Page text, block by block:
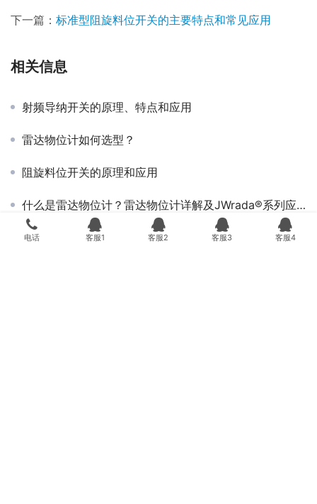
下一篇： 标准型阻旋料位开关的主要特点和常见应用
相关信息
射频导纳开关的原理、特点和应用
雷达物位计如何选型？
阻旋料位开关的原理和应用
什么是雷达物位计？雷达物位计详解及JWrada®系列应用价值
超声波液位计测不准怎么办？
电话 客服1 客服2 客服3 客服4